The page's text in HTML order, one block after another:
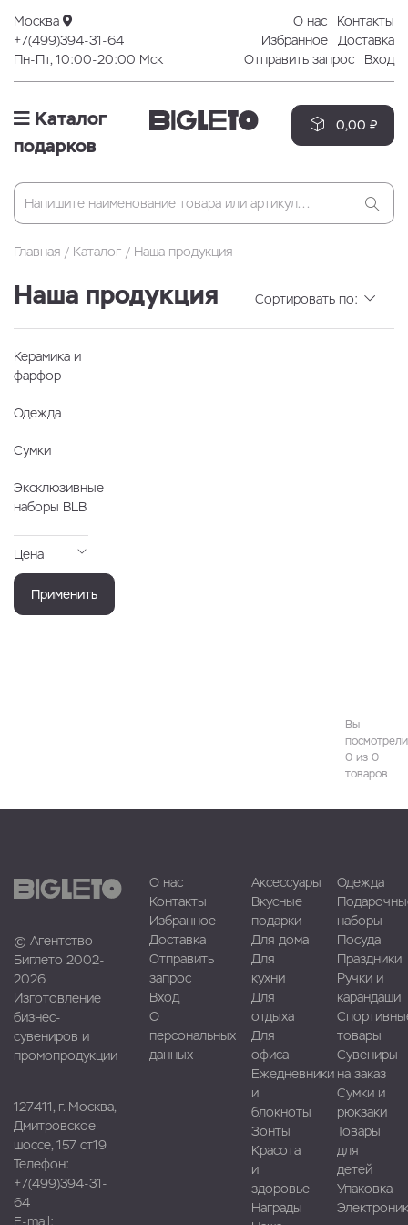
Москва
+7(499)394-31-64
Пн-Пт, 10:00-20:00 Мск
О нас
Контакты
Избранное
Доставка
Отправить запрос
Вход
Каталог
подарков
0,00 ₽
Главная Каталог Наша продукция
Наша продукция Сортировать по:
Керамика и
фарфор
Одежда
Сумки
Эксклюзивные
наборы BLB
Цена
Применить
Вы
посмотрели
0 из 0
товаров
© Агентство
Биглето 2002-
2026
Изготовление
бизнес-
сувениров и
промопродукции
127411, г. Москва,
Дмитровское
шоссе, 157 ст19
Телефон:
+7(499)394-31-
64
E-mail:
О нас
Контакты
Избранное
Доставка
Отправить
запрос
Вход
О
персональных
данных
Аксессуары
Вкусные
подарки
Для дома
Для
кухни
Для
отдыха
Для
офиса
Ежедневники
и
блокноты
Зонты
Красота
и
здоровье
Награды
Одежда
наборы
Посуда
Праздники
Ручки и
карандаши
товары
Сувениры
на заказ
Сумки и
рюкзаки
Товары
для
детей
Упаковка